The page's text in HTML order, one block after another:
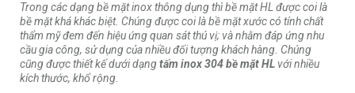
Trong các dạng bề mặt inox thông dụng thì bề mặt HL được coi là
bề mặt khá khác biệt. Chúng được coi là bề mặt xước có tính chất
thẩm mỹ đem đến hiệu ứng quan sát thú vị; và nhằm đáp ứng nhu
cầu gia công, sử dụng của nhiều đối tượng khách hàng. Chúng
cũng được thiết kế dưới dạngtấm inox 304 bề mặt HL với nhiều
kích thước, khổ rộng.